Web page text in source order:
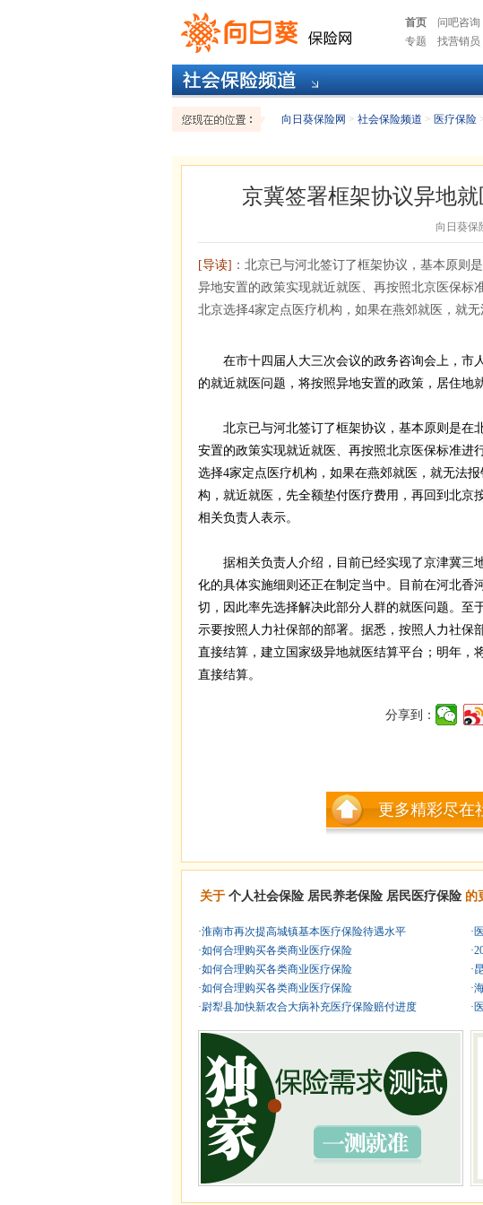
首页 问吧咨询
专题
找营销员
向日葵保险网 > 社会保险频道 > 医疗保险
京冀签署框架协议异地
向日葵保
[导读] ：北京已与河北签订了框架协议，基本原则
异地安置的政策实现就近就医、再按照北京医保标
北京选择4家定点医疗机构，如果在燕郊就医，就无
在市十四届人大三次会议的政务咨询会上，市
的就近就医问题，将按照异地安置的政策，居住地
北京已与河北签订了框架协议，基本原则是在
安置的政策实现就近就医、再按照北京医保标准进
选择4家定点医疗机构，如果在燕郊就医，就无法
构，就近就医，先全额垫付医疗费用，再回到北京
相关负责人表示。
据相关负责人介绍，目前已经实现了京津冀三
化的具体实施细则还正在制定当中。目前在河北香
切，因此率先选择解决此部分人群的就医问题。至
示要按照人力社保部的部署。据悉，按照人力社保
直接结算，建立国家级异地就医结算平台；明年，
直接结算。
分享到：
更多精彩尽在
关于 个人社会保险 居民养老保险 居民医疗保险 的
·淮南市再次提高城镇基本医疗保险待遇水平
·如何合理购买各类商业医疗保险
·如何合理购买各类商业医疗保险
·如何合理购买各类商业医疗保险
·尉犁县加快新农合大病补充医疗保险赔付进度
·
·
·
·
·